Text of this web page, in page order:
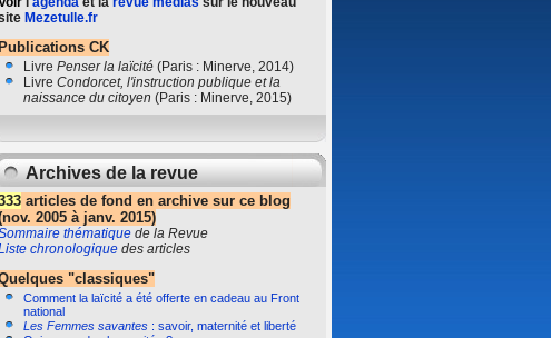
Mezetulle.fr
Publications CK
Livre Penser la laïcité (Paris : Minerve, 2014)
Livre Condorcet, l'instruction publique et la
naissance du citoyen (Paris : Minerve, 2015)
Archives de la revue
articles de fond en archive sur ce blog
2005 à janv. 2015)
thématique de la Revue
chronologique des articles
"classiques"
Comment la laïcité a été offerte en cadeau au Front
national
Les Femmes savantes : savoir, maternité et liberté